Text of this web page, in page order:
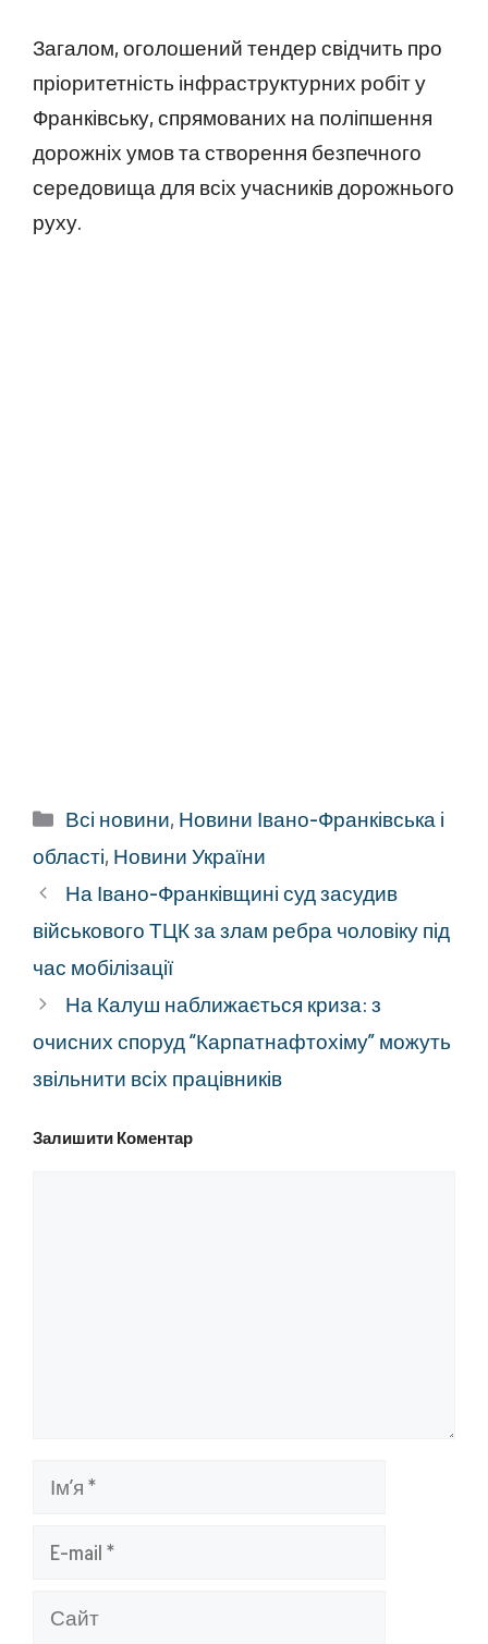
Загалом, оголошений тендер свідчить про
пріоритетність інфраструктурних робіт у
Франківську, спрямованих на поліпшення
дорожніх умов та створення безпечного
середовища для всіх учасників дорожнього
руху.
Категорії
Всі новини, Новини Івано-Франківська і
області, Новини України
На Івано-Франківщині суд засудив
військового ТЦК за злам ребра чоловіку під
час мобілізації
На Калуш наближається криза: з
очисних споруд “Карпатнафтохіму” можуть
звільнити всіх працівників
Залишити Коментар
Ім’я
Сайт